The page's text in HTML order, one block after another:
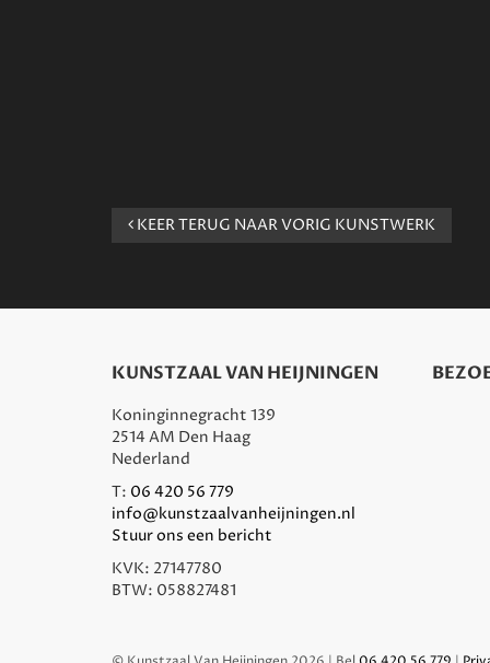
KEER TERUG NAAR VORIG KUNSTWERK
KUNSTZAAL VAN HEIJNINGEN
Koninginnegracht 139
2514 AM Den Haag
Nederland
T: 06 420 56 779
info@kunstzaalvanheijningen.nl
Stuur ons een bericht
KVK: 27147780
BTW: 058827481